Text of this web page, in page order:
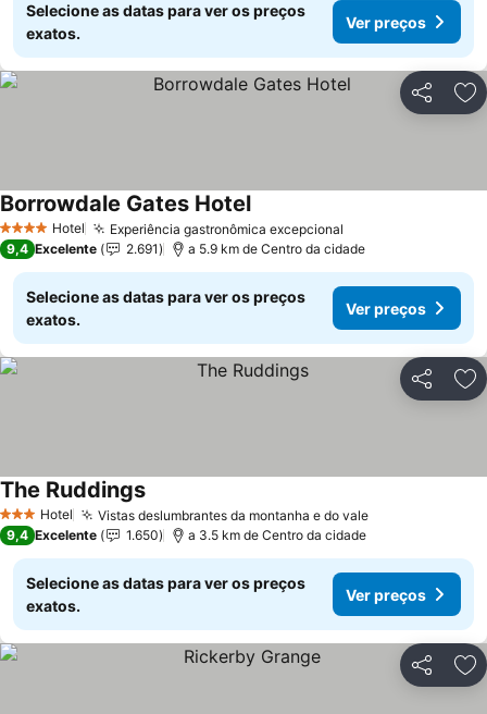
Selecione as datas para ver os preços
exatos.
Ver preços
Partilhar
4 EstrelasHotel Experiência gastronômica excepcional
Borrowdale Gates Hotel
9,4 Excelente 2.691 a 5.9 km de Centro da cidade
Selecione as datas para ver os preços
exatos.
Ver preços
Partilhar
3 EstrelasHotel Vistas deslumbrantes da montanha e do vale
The Ruddings
9,4 Excelente 1.650 a 3.5 km de Centro da cidade
Selecione as datas para ver os preços
exatos.
Ver preços
Partilhar